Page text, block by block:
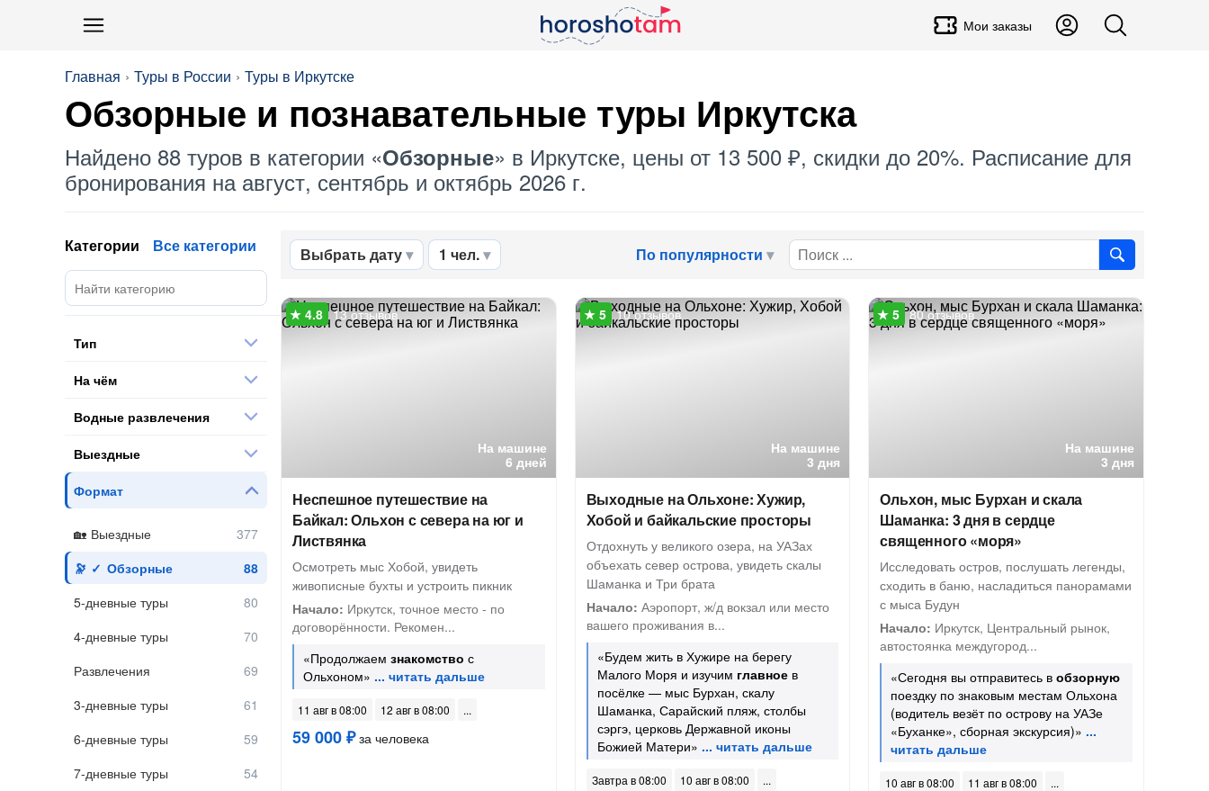
Мои заказы
Главная Туры в России Туры в Иркутске
Обзорные и познавательные туры Иркутска
Найдено 88 туров в категории «Обзорные» в Иркутске, цены от 13 500 ₽, скидки до 20%. Расписание для
бронирования на август, сентябрь и октябрь 2026 г.
Выбрать дату 1 чел. По популярности
На машине
6 дней
13 отзывов
Неспешное путешествие на
Байкал: Ольхон с севера на юг и
Листвянка
Осмотреть мыс Хобой, увидеть
живописные бухты и устроить пикник
Начало: Иркутск, точное место - по
договорённости. Рекомен...
«Продолжаем знакомство с
Ольхоном»
11 авг в 08:00 12 авг в 08:00
59 000 ₽за человека
На машине
3 дня
10 отзывов
Выходные на Ольхоне: Хужир,
Хобой и байкальские просторы
Отдохнуть у великого озера, на УАЗах
объехать север острова, увидеть скалы
Шаманка и Три брата
Начало: Аэропорт, ж/д вокзал или место
вашего проживания в...
«Будем жить в Хужире на берегу
Малого Моря и изучим главноев
посёлке — мыс Бурхан, скалу
Шаманка, Сарайский пляж, столбы
сэргэ, церковь Державной иконы
Божией Матери»
Завтра в 08:00 10 авг в 08:00
На машине
3 дня
80 отзывов
Ольхон, мыс Бурхан и скала
Шаманка: 3 дня в сердце
священного «моря»
Исследовать остров, послушать легенды,
сходить в баню, насладиться панорамами
с мыса Будун
Начало: Иркутск, Центральный рынок,
автостоянка междугород...
«Сегодня вы отправитесь вобзорную
поездку по знаковым местам Ольхона
(водитель везёт по острову на УАЗе
«Буханке», сборная экскурсия)»
10 авг в 08:00 11 авг в 08:00
Категории Все категории
Тип
На чём
Водные развлечения
Выездные
Формат
Выездные
Обзорные
5-дневные туры
4-дневные туры
Развлечения
3-дневные туры
6-дневные туры
7-дневные туры